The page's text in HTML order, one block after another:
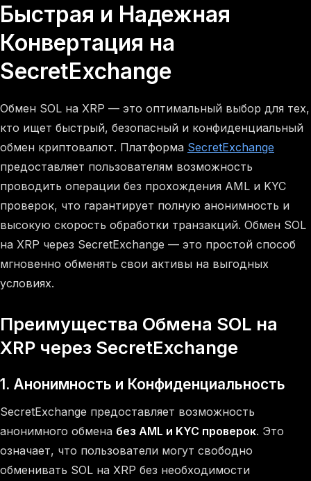
Быстрая и Надежная
Конвертация на
SecretExchange
Обмен SOL на XRP — это оптимальный выбор для тех,
кто ищет быстрый, безопасный и конфиденциальный
обмен криптовалют. Платформа SecretExchange
предоставляет пользователям возможность
проводить операции без прохождения AML и KYC
проверок, что гарантирует полную анонимность и
высокую скорость обработки транзакций. Обмен SOL
на XRP через SecretExchange — это простой способ
мгновенно обменять свои активы на выгодных
условиях.
Преимущества Обмена SOL на
XRP через SecretExchange
1. Анонимность и Конфиденциальность
SecretExchange предоставляет возможность
анонимного обмена без AML и KYC проверок. Это
означает, что пользователи могут свободно
обменивать SOL на XRP без необходимости